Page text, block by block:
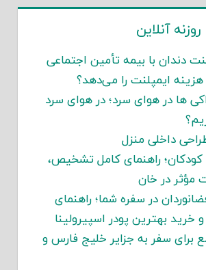
آنلاین
دندان با بیمه تأمین اجتماعی
ها در هوای سرد؛ در هوای سرد
داخلی منزل
کودکان؛ راهنمای کامل تشخیص،
مؤثر در خان
در سفره شما؛ راهنمای
بهترین پودر اسپیرولینا
برای سفر به جزایر خلیج فارس و